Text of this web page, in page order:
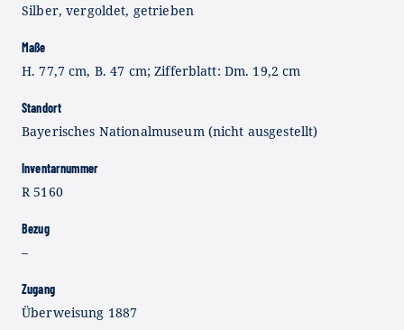
Silber, vergoldet, getrieben
Maße
H. 77,7 cm, B. 47 cm; Zifferblatt: Dm. 19,2 cm
Standort
Bayerisches Nationalmuseum (nicht ausgestellt)
Inventarnummer
R 5160
Bezug
–
Zugang
Überweisung 1887